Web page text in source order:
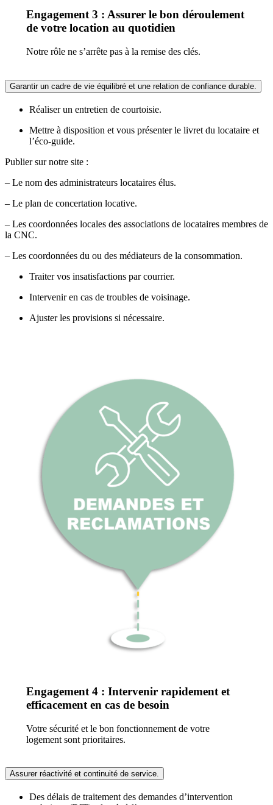
Engagement 3 : Assurer le bon déroulement
de votre location au quotidien
Notre rôle ne s’arrête pas à la remise des clés.
Garantir un cadre de vie équilibré et une relation de confiance durable.
Réaliser un entretien de courtoisie.
Mettre à disposition et vous présenter le livret du locataire et
l’éco-guide.
Publier sur notre site :
– Le nom des administrateurs locataires élus.
– Le plan de concertation locative.
– Les coordonnées locales des associations de locataires membres de
la CNC.
– Les coordonnées du ou des médiateurs de la consommation.
Traiter vos insatisfactions par courrier.
Intervenir en cas de troubles de voisinage.
Ajuster les provisions si nécessaire.
Engagement 4 : Intervenir rapidement et
efficacement en cas de besoin
Votre sécurité et le bon fonctionnement de votre
logement sont prioritaires.
Assurer réactivité et continuité de service.
Des délais de traitement des demandes d’intervention